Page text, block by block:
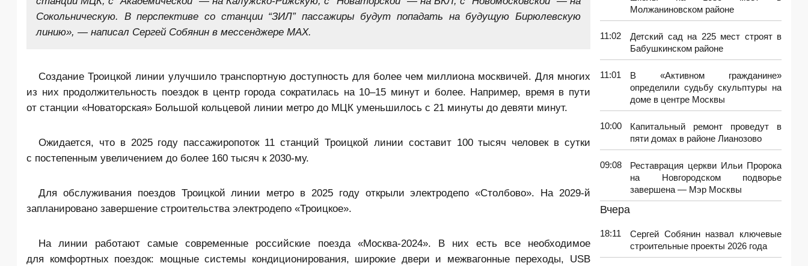
Сокольническую. В перспективе со станции “ЗИЛ” пассажиры будут попадать на будущую Бирюлевскую
линию», — написал Сергей Собянин в мессенджере MAX.
Создание Троицкой линии улучшило транспортную доступность для более чем миллиона москвичей. Для многих
из них продолжительность поездок в центр города сократилась на 10–15 минут и более. Например, время в пути
от станции «Новаторская» Большой кольцевой линии метро до МЦК уменьшилось с 21 минуты до девяти минут.
Ожидается, что в 2025 году пассажиропоток 11 станций Троицкой линии составит 100 тысяч человек в сутки
с постепенным увеличением до более 160 тысяч к 2030-му.
Для обслуживания поездов Троицкой линии метро в 2025 году открыли электродепо «Столбово». На 2029-й
запланировано завершение строительства электродепо «Троицкое».
На линии работают самые современные российские поезда «Москва-2024». В них есть все необходимое
для комфортных поездок: мощные системы кондиционирования, широкие двери и межвагонные переходы, USB
Молжаниновском районе
11:02
Детский сад на 225 мест строят в
Бабушкинском районе
11:01
В «Активном гражданине»
определили судьбу скульптуры на
доме в центре Москвы
10:00
Капитальный ремонт проведут в
пяти домах в районе Лианозово
09:08
Реставрация церкви Ильи Пророка
на Новгородском подворье
завершена — Мэр Москвы
Вчера
18:11
Сергей Собянин назвал ключевые
строительные проекты 2026 года